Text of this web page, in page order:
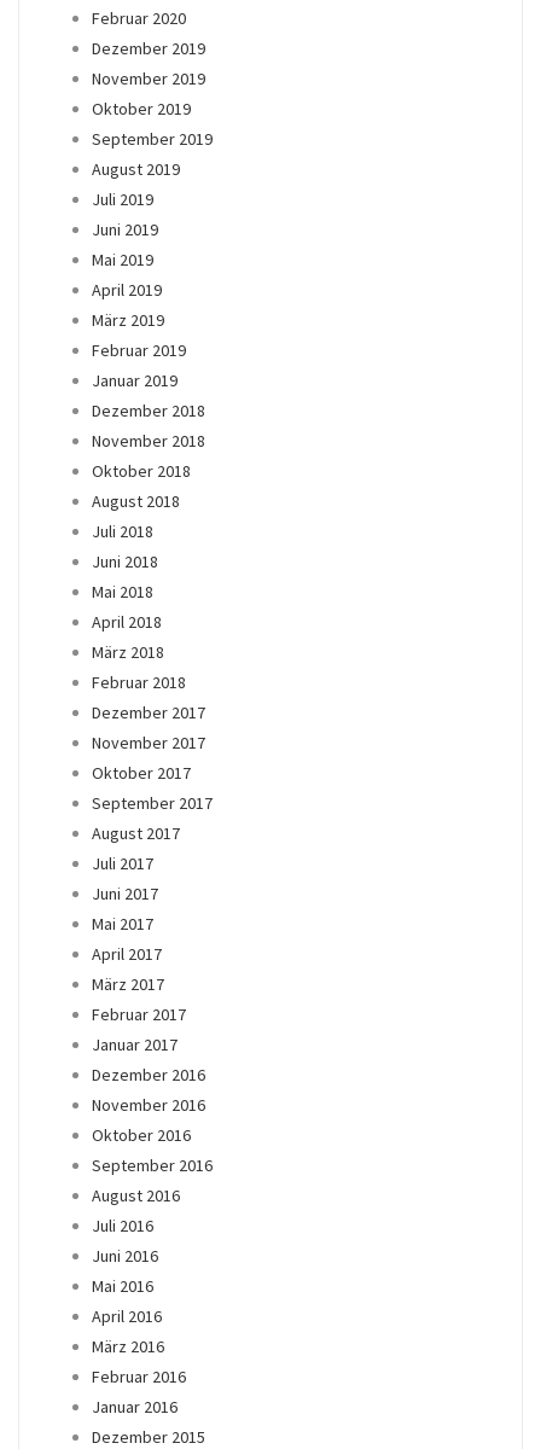
Februar 2020
Dezember 2019
November 2019
Oktober 2019
September 2019
August 2019
Juli 2019
Juni 2019
Mai 2019
April 2019
März 2019
Februar 2019
Januar 2019
Dezember 2018
November 2018
Oktober 2018
August 2018
Juli 2018
Juni 2018
Mai 2018
April 2018
März 2018
Februar 2018
Dezember 2017
November 2017
Oktober 2017
September 2017
August 2017
Juli 2017
Juni 2017
Mai 2017
April 2017
März 2017
Februar 2017
Januar 2017
Dezember 2016
November 2016
Oktober 2016
September 2016
August 2016
Juli 2016
Juni 2016
Mai 2016
April 2016
März 2016
Februar 2016
Januar 2016
Dezember 2015